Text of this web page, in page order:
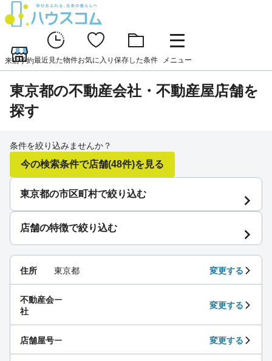
来店予約最近見た物件お気に入り 保存した条件 メニュー
東京都の不動産会社・不動産屋店舗を
探す
条件を絞り込みませんか？
今の検索条件で店舗(48件)を見る
東京都の市区町村で絞り込む
店舗の特徴で絞り込む
住所 東京都 変更する
不動産会
社
ー
変更する
店舗屋号ー 変更する